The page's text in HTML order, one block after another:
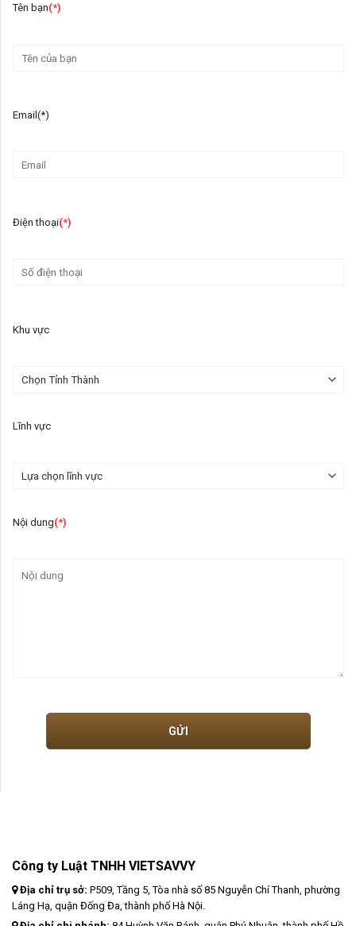
Tên bạn(*)
Email(*)
Điện thoại(*)
Khu vực
Lĩnh vực
Nội dung(*)
Công ty Luật TNHH VIETSAVVY
Địa chỉ trụ sở: P509, Tầng 5, Tòa nhà số 85 Nguyễn Chí Thanh, phường
Láng Hạ, quận Đống Đa, thành phố Hà Nội.